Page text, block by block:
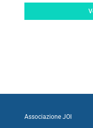
Associazione JOI